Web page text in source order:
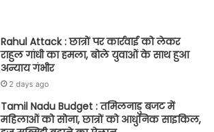
Rahul Attack : छात्रों पर कार्रवाई को लेकर
राहुल गांधी का हमला, बोले युवाओं के साथ हुआ
अन्याय गंभीर
2 days ago
Tamil Nadu Budget : तमिलनाडु बजट में
महिलाओं को सोना, छात्रों को आधुनिक साइकिल,